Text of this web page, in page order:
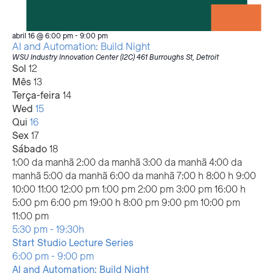
abril 16 @ 6:00 pm- 9:00 pm
AI and Automation: Build Night
WSU Industry Innovation Center (I2C)461 Burroughs St, Detroit
Semana
de
eventos
Sol 12
Mês 13
Terça-feira 14
Wed 15
Qui 16
Sex 17
Sábado 18
12:00
1:00 da manhã 2:00 da manhã 3:00 da manhã 4:00 da
manhã 5:00 da manhã 6:00 da manhã 7:00 h 8:00 h 9:00
10:00 11:00 12:00 pm 1:00 pm 2:00 pm 3:00 pm 16:00 h
5:00 pm 6:00 pm 19:00 h 8:00 pm 9:00 pm 10:00 pm
11:00 pm12:00
Domingo,
abril
12,
2026
No
events
on
this
Segunda-
feira,
abril
13,
No
events
on
this
Terça-
feira,
abril
14,
No
events
on
this
Quarta-
feira,
abril
15,
abril
15,
2026
5:30 pm- 19:30h
Start Studio Lecture Series
Quinta-
feira,
abril
16,
6:00 pm- 9:00 pm
AI and Automation: Build Night